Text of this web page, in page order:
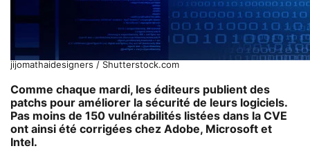
jijomathaidesigners / Shutterstock.com
Comme chaque mardi, les éditeurs publient des
patchs pour améliorer la sécurité de leurs logiciels.
Pas moins de 150 vulnérabilités listées dans la CVE
ont ainsi été corrigées chez Adobe, Microsoft et
Intel.